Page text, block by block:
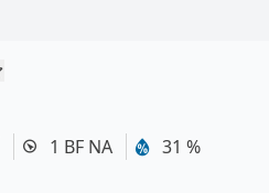
1 BF ΝΑ 31 %